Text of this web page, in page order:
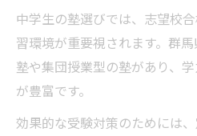
中学生の塾選びでは、志望校
習環境が重要視されます。群
塾や集団授業型の塾があり、
が豊富です。
効果的な受験対策のためには